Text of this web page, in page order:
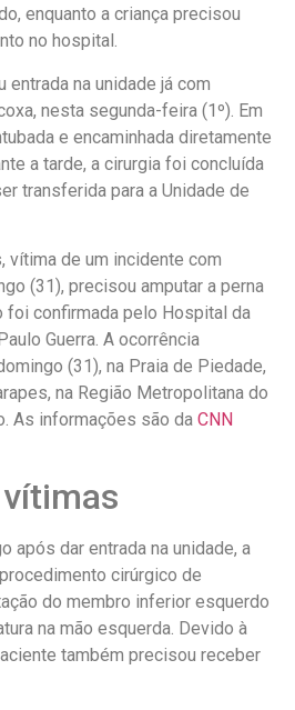
enquanto a criança precisou
no hospital.
entrada na unidade já com
nesta segunda-feira (1º). Em
e encaminhada diretamente
a tarde, a cirurgia foi concluída
transferida para a Unidade de
vítima de um incidente com
(31), precisou amputar a perna
foi confirmada pelo Hospital da
Guerra. A ocorrência
(31), na Praia de Piedade,
na Região Metropolitana do
As informações são da CNN
após dar entrada na unidade, a
cirúrgico de
do membro inferior esquerdo
na mão esquerda. Devido à
também precisou receber